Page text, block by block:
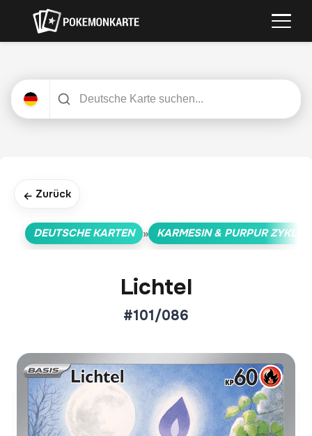
← Zurück
DEUTSCHE KARTEN » KARMESIN & PURPUR ZYKLUS
Lichtel
#101/086
Aktueller Marktpreis